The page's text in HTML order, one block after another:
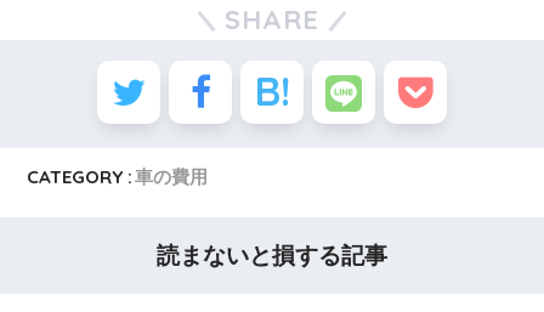
SHARE
CATEGORY :車の費用
読まないと損する記事